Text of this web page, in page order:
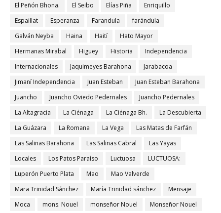
El Peñón Bhona.
El Seibo Elías Piña
Enriquillo
Espaillat
Esperanza Farandula
farándula
Galván Neyba
Haina Haití
Hato Mayor
Hermanas Mirabal
Higuey Historia
Independencia
Internacionales
Jaquimeyes Barahona
Jarabacoa
Jimaní Independencia
Juan Esteban
Juan Esteban Barahona
Juancho
Juancho Oviedo Pedernales
Juancho Pedernales
La Altagracia
La Ciénaga La Ciénaga Bh.
La Descubierta
La Guázara
La Romana La Vega
Las Matas de Farfán
Las Salinas Barahona
Las Salinas Cabral
Las Yayas
Locales
Los Patos Paraíso Luctuosa
LUCTUOSA:
Luperón Puerto Plata
Mao
Mao Valverde
Mara Trinidad Sánchez
María Trinidad sánchez
Mensaje
Moca
mons. Nouel monseñor Nouel
Monseñor Nouel